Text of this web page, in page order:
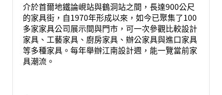
介於首爾地鐵論峴站與鶴洞站之間，長達900公尺
的家具街，自1970年形成以來，如今已聚集了100
多家家具公司展示間與門市，可一次參觀比較設計
家具、工藝家具、廚房家具、辦公家具與進口家具
等多種家具。每年舉辦江南設計週，能一覽當前家
具潮流。